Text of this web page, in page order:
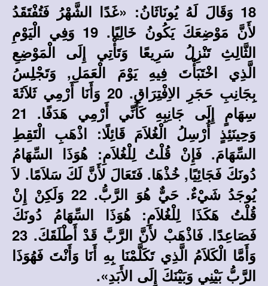
18 وَقَالَ لَهُ يُونَاثَانُ: «غَدًا الشَّهْرُ فَتُفْتَقَدُ
لأَنَّ مَوْضِعَكَ يَكُونُ خَالِيًا. 19 وَفِي الْيَوْمِ
الثَّالِثِ تَنْزِلُ سَرِيعًا وَتَأْتِي إِلَى الْمَوْضِعِ
الَّذِي اخْتَبَأْتَ فِيهِ يَوْمَ الْعَمَلِ, وَتَجْلِسُ
بِجَانِبِ حَجَرِ الاِفْتِرَاقِ. 20 وَأَنَا أَرْمِي ثَلاَثَةَ
سِهَامٍ إِلَى جَانِبِهِ كَأَنِّي أَرْمِي هَدَفًا. 21
وَحِينَئِذٍ أُرْسِلُ الْغُلاَمَ قَائِلًا: اذْهَبِ الْتَقِطِ
السِّهَامَ. فَإِنْ قُلْتُ لِلْغُلاَمِ: هُوَذَا السِّهَامُ
دُونَكَ فَجَائِيًا, خُذْهَا. فَتَعَالَ لأَنَّ لَكَ سَلاَمًا. لاَ
يُوجَدُ شَيْءٌ. حَيٌّ هُوَ الرَّبُّ. 22 وَلَكِنْ إِنْ
قُلْتُ هَكَذَا لِلْغُلاَمِ: هُوَذَا السِّهَامُ دُونَكَ
فَصَاعِدًا. فَاذْهَبْ لأَنَّ الرَّبَّ قَدْ أَطْلَقَكَ. 23
وَأَمَّا الْكَلاَمُ الَّذِي تَكَلَّمْنَا بِهِ أَنَا وَأَنْتَ فَهُوَذَا
الرَّبُّ بَيْنِي وَبَيْنَكَ إِلَى الأَبَدِ».